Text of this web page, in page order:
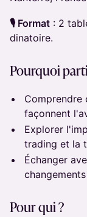
🎙️ Format : 2
dinatoire.
Pourquoi
​Comprendre
façonnent
Explorer
trading et la
​Échanger
Pour qui ?